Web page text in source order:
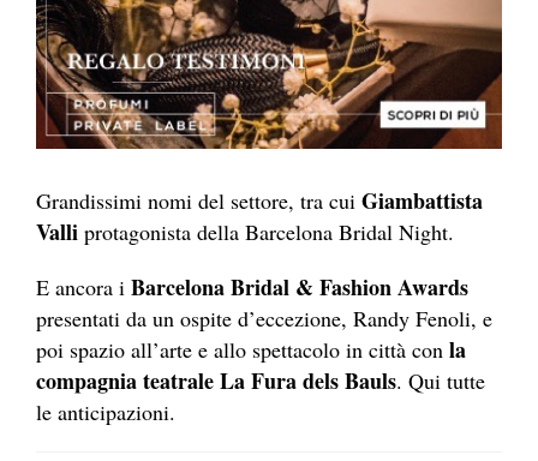
Grandissimi nomi del settore, tra cui Giambattista
Valli protagonista della Barcelona Bridal Night.
E ancora i Barcelona Bridal & Fashion Awards
presentati da un ospite d’eccezione, Randy Fenoli, e
poi spazio all’arte e allo spettacolo in città con la
compagnia teatrale La Fura dels Bauls. Qui tutte
le anticipazioni.